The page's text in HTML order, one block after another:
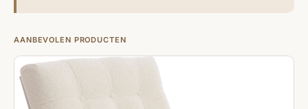
AANBEVOLEN PRODUCTEN